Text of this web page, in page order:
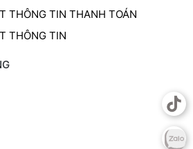
THÔNG TIN THANH TOÁN
THÔNG TIN